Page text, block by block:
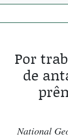
Por
de
National